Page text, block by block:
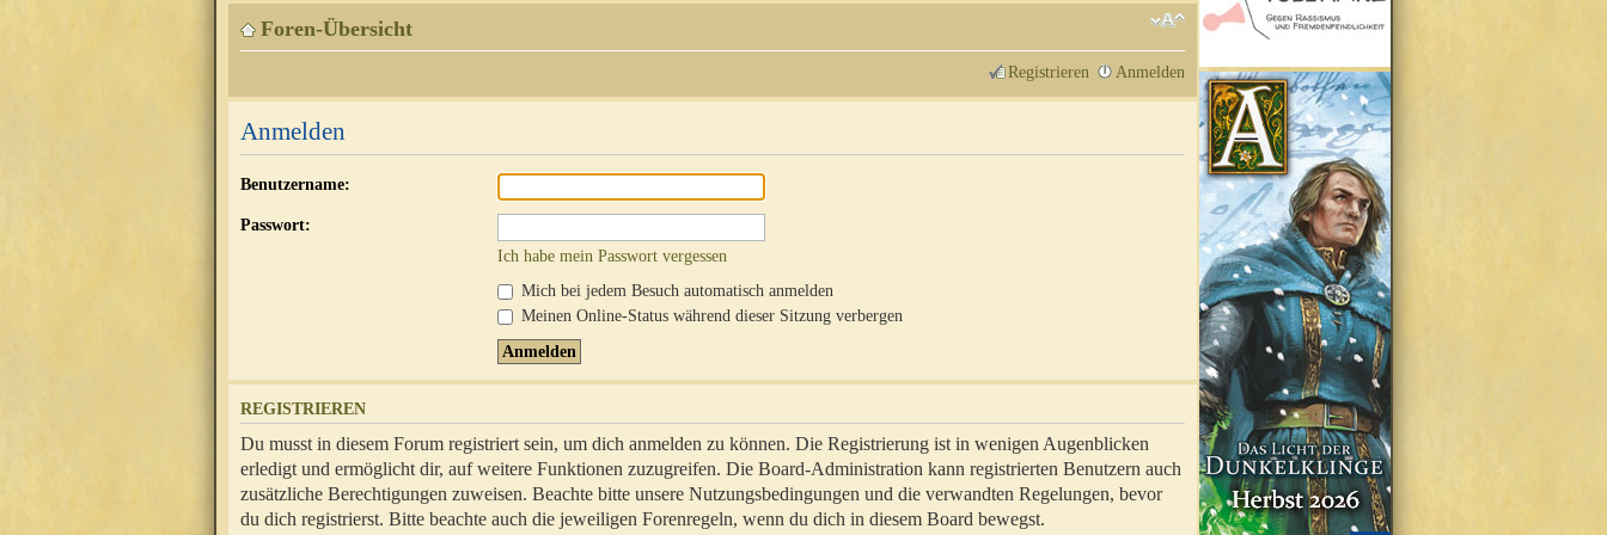
Foren-Übersicht
Registrieren Anmelden
Anmelden
Benutzername:
Passwort:
Ich habe mein Passwort vergessen
Mich bei jedem Besuch automatisch anmelden
Meinen Online-Status während dieser Sitzung verbergen
REGISTRIEREN
Du musst in diesem Forum registriert sein, um dich anmelden zu können. Die Registrierung ist in wenigen Augenblicken
erledigt und ermöglicht dir, auf weitere Funktionen zuzugreifen. Die Board-Administration kann registrierten Benutzern auch
zusätzliche Berechtigungen zuweisen. Beachte bitte unsere Nutzungsbedingungen und die verwandten Regelungen, bevor
du dich registrierst. Bitte beachte auch die jeweiligen Forenregeln, wenn du dich in diesem Board bewegst.